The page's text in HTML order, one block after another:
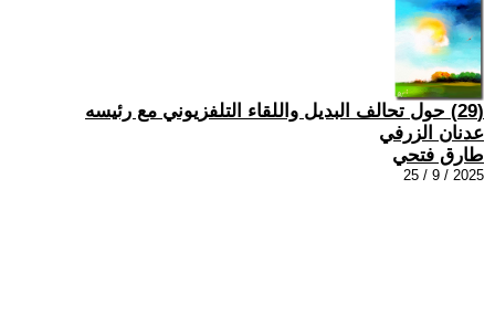
(29) حول تحالف البديل واللقاء التلفزيوني مع رئيسه
عدنان الزرفي
طارق فتحي
2025 / 9 / 25